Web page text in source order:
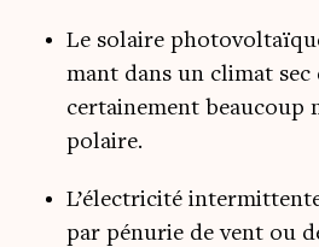
Le solaire
mant dans un cli­mat sec
cer­tai­ne­ment beau­coup
polaire.
L’électricité
par pénu­rie de vent ou